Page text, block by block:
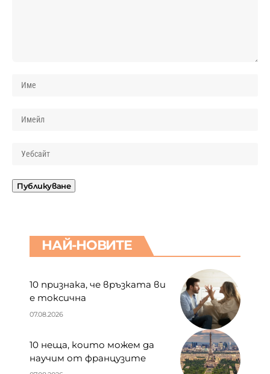
НАЙ-НОВИТЕ
10 признака, че връзката ви
е токсична
07.08.2026
10 неща, които можем да
научим от французите